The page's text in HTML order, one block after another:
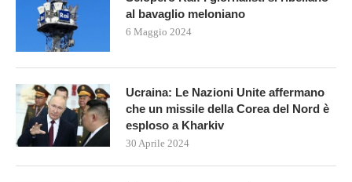
al bavaglio meloniano
6 Maggio 2024
Ucraina: Le Nazioni Unite affermano
che un missile della Corea del Nord è
esploso a Kharkiv
30 Aprile 2024